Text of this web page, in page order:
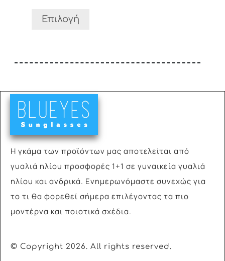
Επιλογή
σελίδα
Η γκάμα των προϊόντων μας αποτελείται από
γυαλιά ηλίου προσφορές 1+1 σε γυναικεία γυαλιά
ηλίου και ανδρικά. Ενημερωνόμαστε συνεχώς για
το τι θα φορεθεί σήμερα επιλέγοντας τα πιο
μοντέρνα και ποιοτικά σχέδια.
© Copyright 2026. All rights reserved.